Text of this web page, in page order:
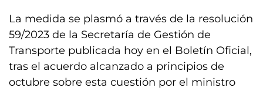
La medida se plasmó a través de la resolución
59/2023 de la Secretaría de Gestión de
Transporte publicada hoy en el Boletín Oficial,
tras el acuerdo alcanzado a principios de
octubre sobre esta cuestión por el ministro